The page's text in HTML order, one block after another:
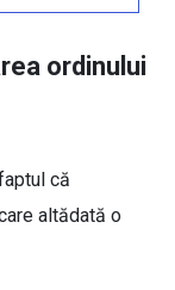
ordinului
că
altădată o